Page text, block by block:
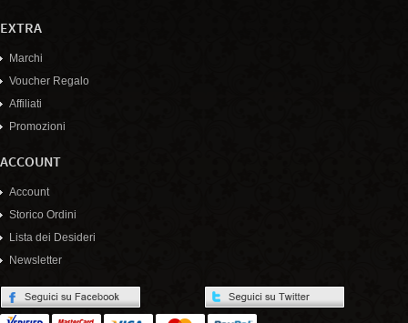
EXTRA
Marchi
Voucher Regalo
Affiliati
Promozioni
ACCOUNT
Account
Storico Ordini
Lista dei Desideri
Newsletter